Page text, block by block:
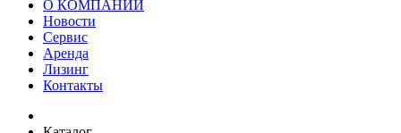
О КОМПАНИИ
Новости
Сервис
Аренда
Лизинг
Контакты